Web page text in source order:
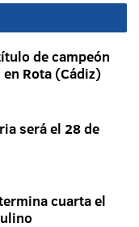
de campeón
Rota (Cádiz)
será el 28 de
cuarta el